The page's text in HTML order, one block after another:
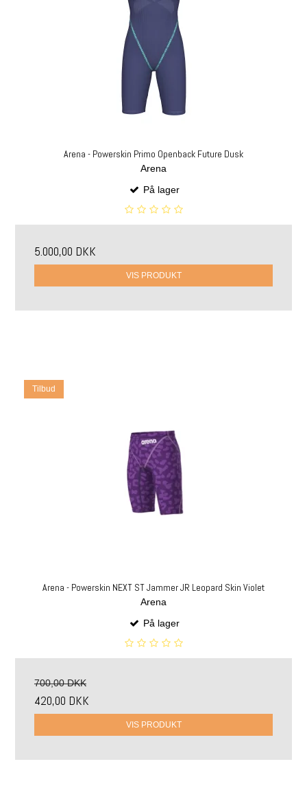
Arena - Powerskin Primo Openback Future Dusk
Arena
På lager
5.000,00 DKK
VIS PRODUKT
Tilbud
Arena - Powerskin NEXT ST Jammer JR Leopard Skin Violet
Arena
På lager
700,00 DKK
420,00 DKK
VIS PRODUKT